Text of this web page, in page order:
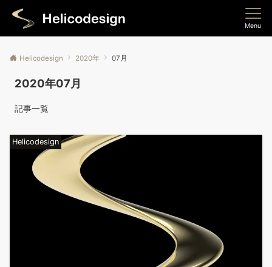
Menu
Helicodesign 2020年 07月
2020年07月
記事一覧
Helicodesign